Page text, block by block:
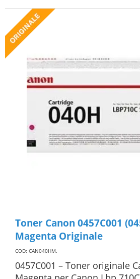
Toner Canon 0457C001
Magenta Originale
COD: CAN040HM.
0457C001 – Toner originale